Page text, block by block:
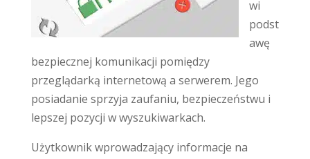
wi
podst
awę
bezpiecznej komunikacji pomiędzy
przeglądarką internetową a serwerem. Jego
posiadanie sprzyja zaufaniu, bezpieczeństwu i
lepszej pozycji w wyszukiwarkach.
Użytkownik wprowadzający informacje na